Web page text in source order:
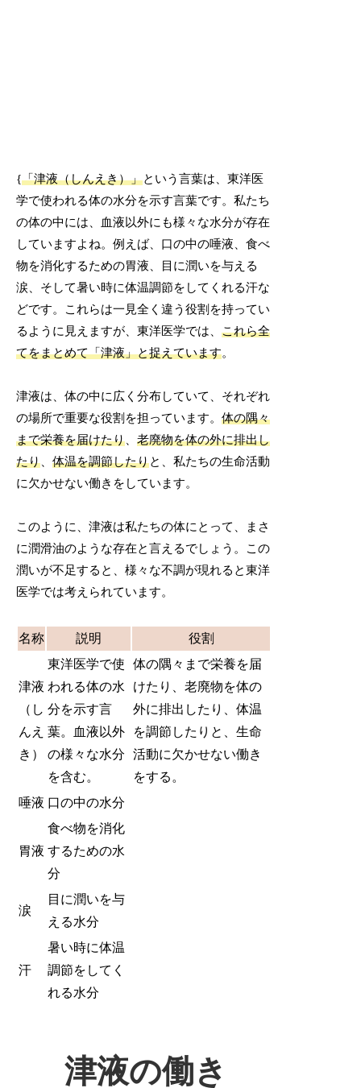
{「津液（しんえき）」という言葉は、東洋医
学で使われる体の水分を示す言葉です。私たち
の体の中には、血液以外にも様々な水分が存在
していますよね。例えば、口の中の唾液、食べ
物を消化するための胃液、目に潤いを与える
涙、そして暑い時に体温調節をしてくれる汗な
どです。これらは一見全く違う役割を持ってい
るように見えますが、東洋医学では、これら全
てをまとめて「津液」と捉えています。
津液は、体の中に広く分布していて、それぞれ
の場所で重要な役割を担っています。体の隅々
まで栄養を届けたり 、老廃物を体の外に排出し
たり 、体温を調節したりと、私たちの生命活動
に欠かせない働きをしています。
このように、津液は私たちの体にとって、まさ
に潤滑油のような存在と言えるでしょう。この
潤いが不足すると、様々な不調が現れると東洋
医学では考えられています。
名称 説明 役割
津液
（し
んえ
き）
東洋医学で使
われる体の水
分を示す言
葉。血液以外
の様々な水分
を含む。
体の隅々まで栄養を届
けたり、老廃物を体の
外に排出したり、体温
を調節したりと、生命
活動に欠かせない働き
をする。
唾液 口の中の水分
胃液
食べ物を消化
するための水
分
涙
目に潤いを与
える水分
汗
暑い時に体温
調節をしてく
れる水分
津液の働き